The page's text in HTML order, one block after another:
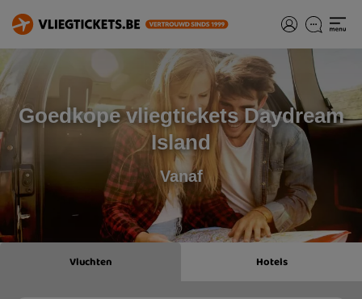
Goedkope vliegtickets Daydream
Island
Vanaf